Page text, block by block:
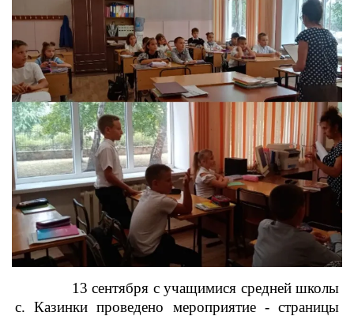
13 сентября с учащимися средней школы
с. Казинки проведено мероприятие - страницы